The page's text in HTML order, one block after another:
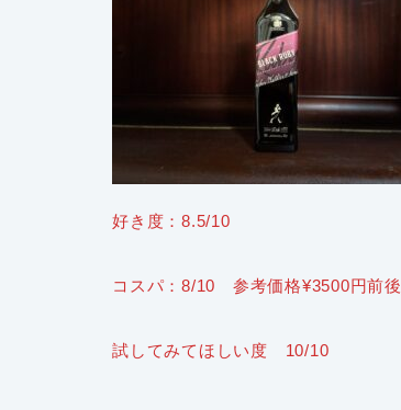
好き度：8.5/10
コスパ：8/10 参考価格¥3500円前後
試してみてほしい度 10/10